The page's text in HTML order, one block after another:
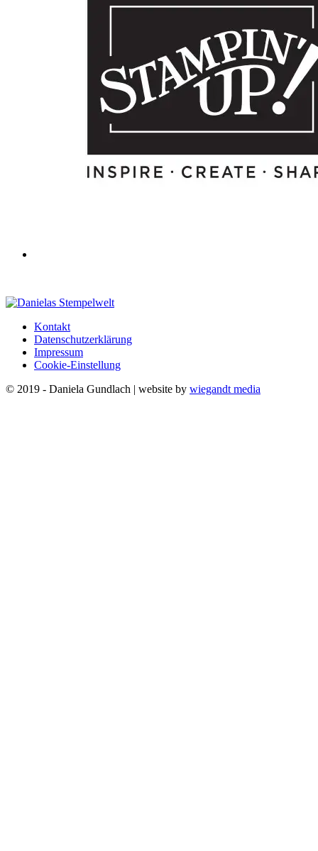
Kontakt
Datenschutzerklärung
Impressum
Cookie-Einstellung
© 2019 - Daniela Gundlach | website by wiegandt media